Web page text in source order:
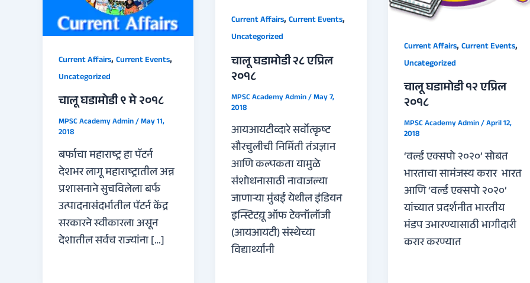
Current Affairs, Current Events,
Uncategorized
चालू घडामोडी ९ मे २०१८
MPSC Academy Admin/May 11,
2018
बर्फाचा महाराष्ट्र हा पॅटर्न
देशभर लागू महाराष्ट्रातील अन्न
प्रशासनाने सुचविलेला बर्फ
उत्पादनासंदर्भातील पॅटर्न केंद्र
सरकारने स्वीकारला असून
देशातील सर्वच राज्यांना […]
Current Affairs, Current Events,
Uncategorized
चालू घडामोडी २८ एप्रिल
२०१८
MPSC Academy Admin/May 7,
2018
आयआयटीव्दारे सर्वोत्कृष्ट
सौरचुलीची निर्मिती तंत्रज्ञान
आणि कल्पकता यामुळे
संशोधनासाठी नावाजल्या
जाणाऱ्या मुंबई येथील इंडियन
इन्स्टिटय़ू ऑफ टेक्नॉलॉजी
(आयआयटी) संस्थेच्या
विद्यार्थ्यांनी
Current Affairs, Current Events,
Uncategorized
चालू घडामोडी १२ एप्रिल
२०१८
MPSC Academy Admin/April 12,
2018
‘वर्ल्ड एक्सपो २०२०’ सोबत
भारताचा सामंजस्य करार भारत
आणि ‘वर्ल्ड एक्सपो २०२०’
यांच्यात प्रदर्शनीत भारतीय
मंडप उभारण्यासाठी भागीदारी
करार करण्यात